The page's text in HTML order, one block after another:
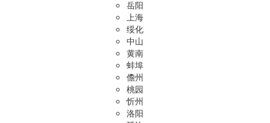
岳阳
上海
绥化
中山
黄南
蚌埠
儋州
桃园
忻州
洛阳